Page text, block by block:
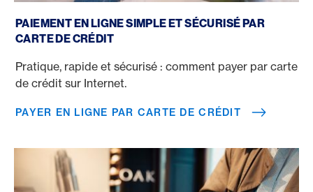
PAIEMENT EN LIGNE SIMPLE ET SÉCURISÉ PAR
CARTE DE CRÉDIT
Pratique, rapide et sécurisé : comment payer par carte
de crédit sur Internet.
PAYER EN LIGNE PAR CARTE DE CRÉDIT